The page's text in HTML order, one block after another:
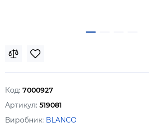
Код: 7000927
Артикул: 519081
Виробник: BLANCO